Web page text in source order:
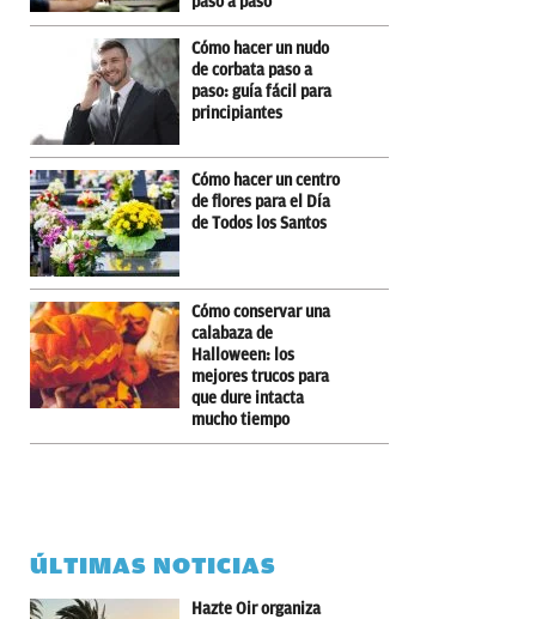
Cómo hacer un nudo
de corbata paso a
paso: guía fácil para
principiantes
Cómo hacer un centro
de flores para el Día
de Todos los Santos
Cómo conservar una
calabaza de
Halloween: los
mejores trucos para
que dure intacta
mucho tiempo
ÚLTIMAS NOTICIAS
Hazte Oir organiza